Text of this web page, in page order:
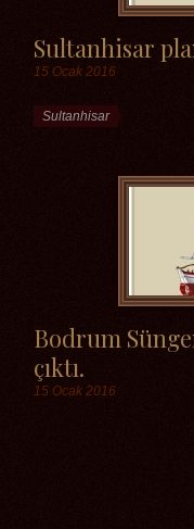
Sultanhisar
15 Ocak 2016
Etiketler
Sultanhisar
Bodrum
çıktı.
15 Ocak 2016